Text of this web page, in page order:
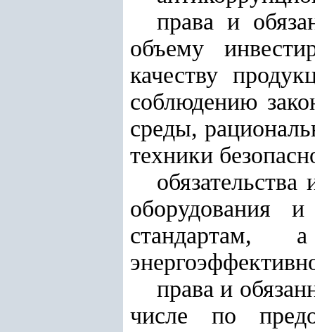
права и
объему
качеству
соблюдению
среды,
техники
оборудования
стандартам,
права и
числе по